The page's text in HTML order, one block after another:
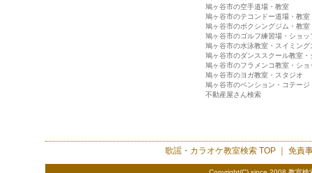
鳩ヶ谷市の空手道場・教室
鳩ヶ谷市のテコンドー道場・教室
鳩ヶ谷市のボクシングジム・教室
鳩ヶ谷市のゴルフ練習場・ショッ
鳩ヶ谷市の水泳教室・スイミング
鳩ヶ谷市のダンススクール教室・
鳩ヶ谷市のフラメンコ教室・ショ
鳩ヶ谷市のヨガ教室・スタジオ
鳩ヶ谷市のペンション・コテージ
不動産屋さん検索
歌謡・カラオケ教室検索TOP ｜ 免責